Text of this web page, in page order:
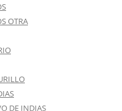
OTRA
DE INDIAS